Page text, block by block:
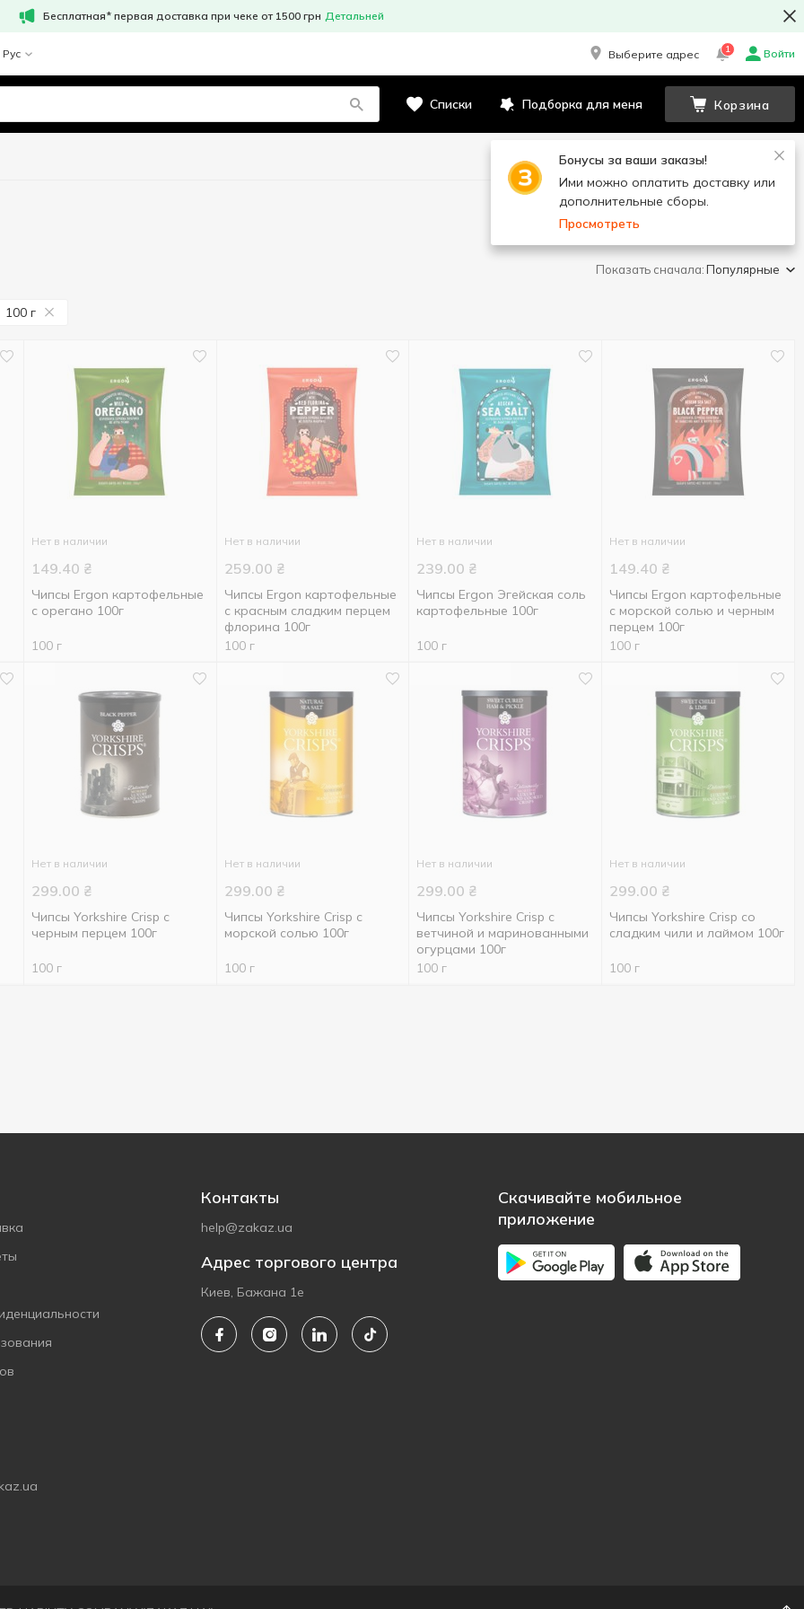
Бесплатная* первая доставка при чеке от 1500 грн Детальней
Рус Выберите адрес 1 Войти
Списки Подборка для меня Корзина
Бонусы за ваши заказы!
Ими можно оплатить доставку или
дополнительные сборы.
Просмотреть
Показать сначала:Популярные
100 г
Нет в наличии
149.40 ₴
Чипсы Ergon картофельные
с орегано 100г
100 г
Нет в наличии
259.00 ₴
Чипсы Ergon картофельные
с красным сладким перцем
флорина 100г
100 г
Нет в наличии
239.00 ₴
Чипсы Ergon Эгейская соль
картофельные 100г
100 г
Нет в наличии
149.40 ₴
Чипсы Ergon картофельные
с морской солью и черным
перцем 100г
100 г
Нет в наличии
299.00 ₴
Чипсы Yorkshire Crisp с
черным перцем 100г
100 г
Нет в наличии
299.00 ₴
Чипсы Yorkshire Crisp с
морской солью 100г
100 г
Нет в наличии
299.00 ₴
Чипсы Yorkshire Crisp с
ветчиной и маринованными
огурцами 100г
100 г
Нет в наличии
299.00 ₴
Чипсы Yorkshire Crisp со
сладким чили и лаймом 100г
100 г
Контакты
help@zakaz.ua
Адрес торгового центра
Киев, Бажана 1е
Скачивайте мобильное
приложение